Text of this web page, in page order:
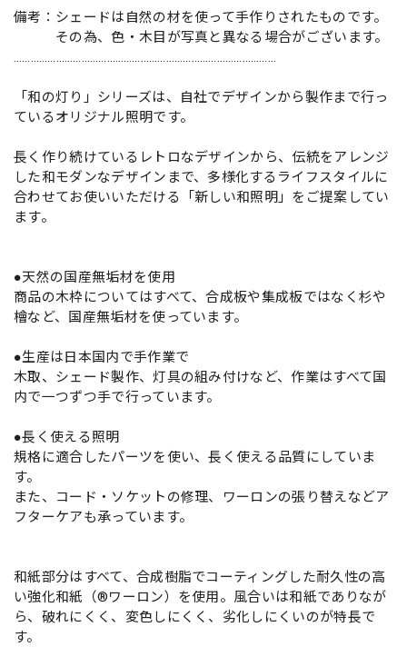
備考：シェードは自然の材を使って手作りされたものです。
その為、色・木目が写真と異なる場合がございます。
…………………………………………………………………………………
「和の灯り」シリーズは、自社でデザインから製作まで行っ
ているオリジナル照明です。
長く作り続けているレトロなデザインから、伝統をアレンジ
した和モダンなデザインまで、多様化するライフスタイルに
合わせてお使いいただける「新しい和照明」をご提案してい
ます。
●天然の国産無垢材を使用
商品の木枠についてはすべて、合成板や集成板ではなく杉や
檜など、国産無垢材を使っています。
●生産は日本国内で手作業で
木取、シェード製作、灯具の組み付けなど、作業はすべて国
内で一つずつ手で行っています。
●長く使える照明
規格に適合したパーツを使い、長く使える品質にしていま
す。
また、コード・ソケットの修理、ワーロンの張り替えなどア
フターケアも承っています。
和紙部分はすべて、合成樹脂でコーティングした耐久性の高
い強化和紙（®ワーロン）を使用。風合いは和紙でありなが
ら、破れにくく、変色しにくく、劣化しにくいのが特長で
す。